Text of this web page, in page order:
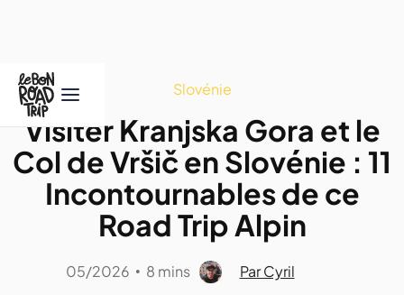
Slovénie
Visiter Kranjska Gora et le
Col de Vršič en Slovénie : 11
Incontournables de ce
Road Trip Alpin
05/2026 • 8 mins Par Cyril